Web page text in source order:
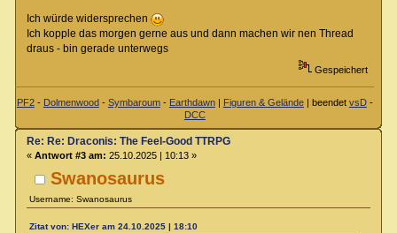
Ich würde widersprechen
Ich kopple das morgen gerne aus und dann machen wir nen Thread
draus - bin gerade unterwegs
Gespeichert
PF2- Dolmenwood - Symbaroum- Earthdawn| Figuren & Gelände| beendet vsD-
DCC
Swanosaurus
Username: Swanosaurus
Re: Re: Draconis: The Feel-Good TTRPG
« Antwort #3 am: 25.10.2025 | 10:13 »
Zitat von: HEXer am 24.10.2025 | 18:10